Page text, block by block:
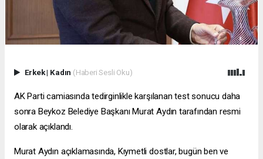
Erkek| Kadın (Haberi Sesli Oku)
AK Parti camiasında tedirginlikle karşılanan test sonucu daha
sonra Beykoz Belediye Başkanı Murat Aydın tarafından resmi
olarak açıklandı.
Murat Aydın açıklamasında, Kıymetli dostlar, bugün ben ve